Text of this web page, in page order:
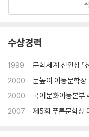
수상경력
1999 문학세계 신인상
2000
눈높이 아동문학상
2000
국어문화아동본부
2007
제5회 푸른문학상